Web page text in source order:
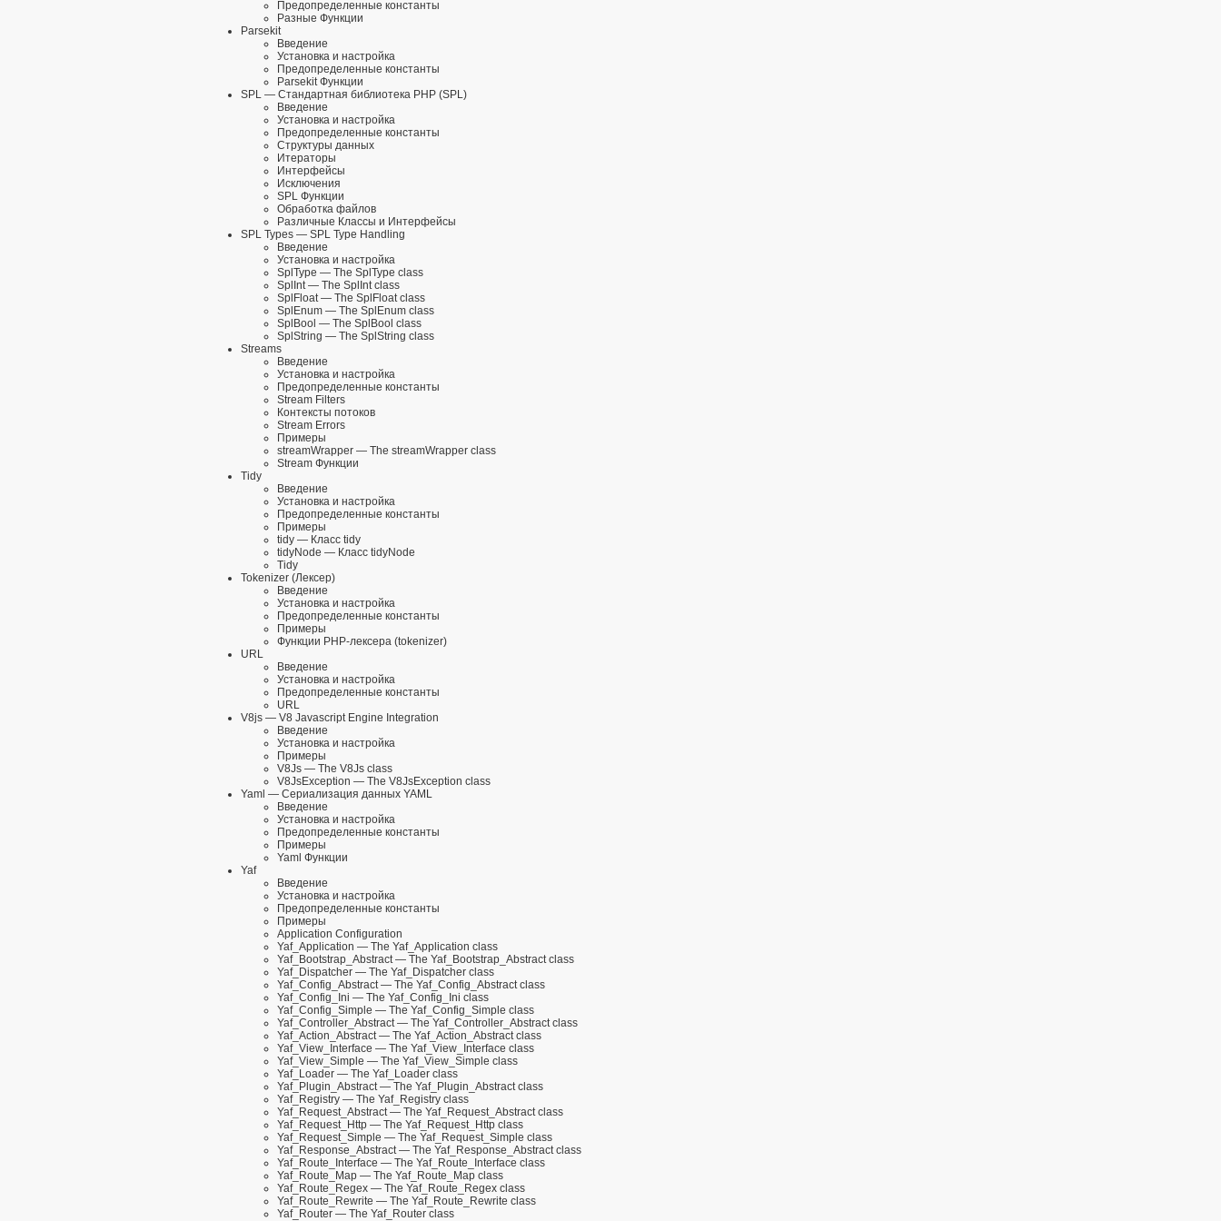
Предопределенные константы
Разные Функции
Parsekit
Введение
Установка и настройка
Предопределенные константы
Parsekit Функции
SPL — Стандартная библиотека PHP (SPL)
Введение
Установка и настройка
Предопределенные константы
Структуры данных
Итераторы
Интерфейсы
Исключения
SPL Функции
Обработка файлов
Различные Классы и Интерфейсы
SPL Types — SPL Type Handling
Введение
Установка и настройка
SplType — The SplType class
SplInt— The SplInt class
SplFloat— The SplFloat class
SplEnum — The SplEnum class
SplBool — The SplBool class
SplString — The SplString class
Streams
Введение
Установка и настройка
Предопределенные константы
Stream Filters
Контексты потоков
Stream Errors
Примеры
streamWrapper — The streamWrapper class
Stream Функции
Tidy
Введение
Установка и настройка
Предопределенные константы
Примеры
tidy — Класс tidy
tidyNode — Класс tidyNode
Tidy
Tokenizer (Лексер)
Введение
Установка и настройка
Предопределенные константы
Примеры
Функции PHP-лексера (tokenizer)
URL
Введение
Установка и настройка
Предопределенные константы
URL
V8js — V8 Javascript Engine Integration
Введение
Установка и настройка
Примеры
V8Js — The V8Js class
V8JsException — The V8JsException class
Yaml — Сериализация данных YAML
Введение
Установка и настройка
Предопределенные константы
Примеры
Yaml Функции
Yaf
Введение
Установка и настройка
Предопределенные константы
Примеры
Application Configuration
Yaf_Application — The Yaf_Application class
Yaf_Bootstrap_Abstract— The Yaf_Bootstrap_Abstract class
Yaf_Dispatcher — The Yaf_Dispatcher class
Yaf_Config_Abstract— The Yaf_Config_Abstract class
Yaf_Config_Ini — The Yaf_Config_Ini class
Yaf_Config_Simple — The Yaf_Config_Simple class
Yaf_Controller_Abstract— The Yaf_Controller_Abstract class
Yaf_Action_Abstract— The Yaf_Action_Abstract class
Yaf_View_Interface — The Yaf_View_Interface class
Yaf_View_Simple — The Yaf_View_Simple class
Yaf_Loader — The Yaf_Loader class
Yaf_Plugin_Abstract— The Yaf_Plugin_Abstract class
Yaf_Registry — The Yaf_Registry class
Yaf_Request_Abstract— The Yaf_Request_Abstract class
Yaf_Request_Http — The Yaf_Request_Http class
Yaf_Request_Simple — The Yaf_Request_Simple class
Yaf_Response_Abstract— The Yaf_Response_Abstract class
Yaf_Route_Interface — The Yaf_Route_Interface class
Yaf_Route_Map — The Yaf_Route_Map class
Yaf_Route_Regex — The Yaf_Route_Regex class
Yaf_Route_Rewrite — The Yaf_Route_Rewrite class
Yaf_Router — The Yaf_Router class